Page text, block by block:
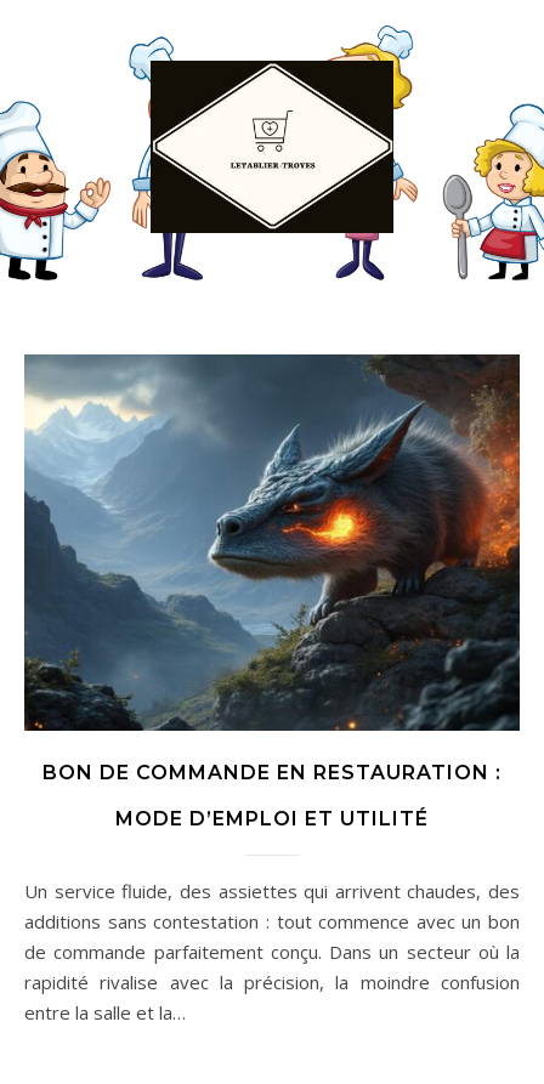
BON DE COMMANDE EN RESTAURATION :
MODE D’EMPLOI ET UTILITÉ
Un service fluide, des assiettes qui arrivent chaudes, des
additions sans contestation : tout commence avec un bon
de commande parfaitement conçu. Dans un secteur où la
rapidité rivalise avec la précision, la moindre confusion
entre la salle et la…